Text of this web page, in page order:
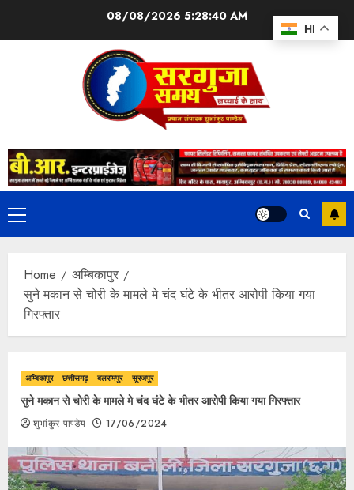
08/08/20265:28:41 AM
Home
अम्बिकापुर
सुने मकान से चोरी के मामले मे चंद घंटे के भीतर आरोपी किया गया
गिरफ्तार
अम्बिकापुर छत्तीसगढ़ बलरामपुर सूरजपुर
सुने मकान से चोरी के मामले मे चंद घंटे के भीतर आरोपी किया गया गिरफ्तार
शुभांकुर पाण्डेय 17/06/2024
HI